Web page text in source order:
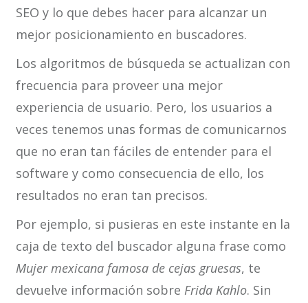
SEO y lo que debes hacer para alcanzar un
mejor posicionamiento en buscadores.
Los algoritmos de búsqueda se actualizan con
frecuencia para proveer una mejor
experiencia de usuario. Pero, los usuarios a
veces tenemos unas formas de comunicarnos
que no eran tan fáciles de entender para el
software y como consecuencia de ello, los
resultados no eran tan precisos.
Por ejemplo, si pusieras en este instante en la
caja de texto del buscador alguna frase como
Mujer mexicana famosa de cejas gruesas, te
devuelve información sobre Frida Kahlo. Sin